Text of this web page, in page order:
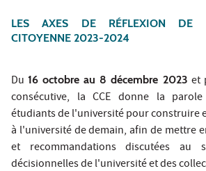
LES AXES DE RÉFLEXION DE
CITOYENNE 2023-2024
Du16 octobre au 8 décembre 2023 et
consécutive, la CCE donne la
étudiants de l'université pour construire
à l'université de demain, afin de mettre
et recommandations discutées au
décisionnelles de l'université et des